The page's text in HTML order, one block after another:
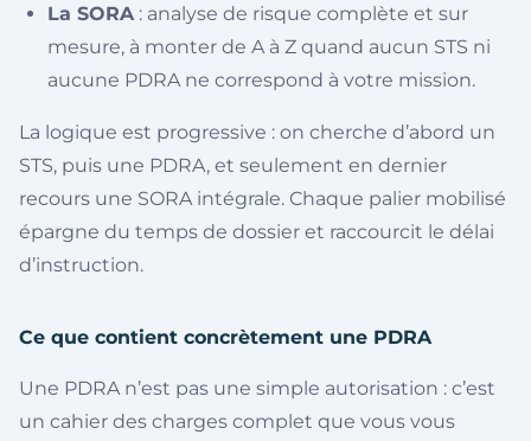
La SORA : analyse de risque complète et sur
mesure, à monter de A à Z quand aucun STS ni
aucune PDRA ne correspond à votre mission.
La logique est progressive : on cherche d’abord un
STS, puis une PDRA, et seulement en dernier
recours une SORA intégrale. Chaque palier mobilisé
épargne du temps de dossier et raccourcit le délai
d’instruction.
Ce que contient concrètement une PDRA
Une PDRA n’est pas une simple autorisation : c’est
un cahier des charges complet que vous vous